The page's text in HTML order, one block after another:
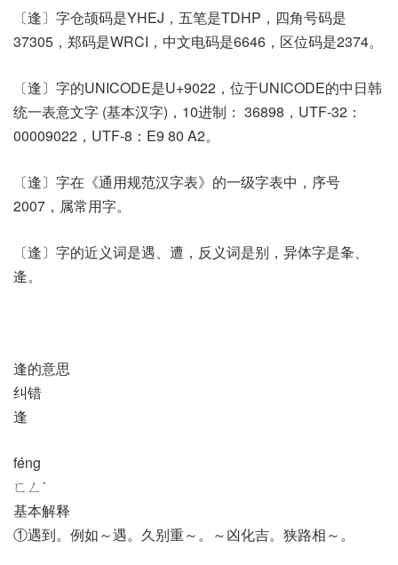
〔逢〕字仓颉码是YHEJ，五笔是TDHP，四角号码是
37305，郑码是WRCI，中文电码是6646，区位码是2374。
〔逢〕字的UNICODE是U+9022，位于UNICODE的中日韩
统一表意文字 (基本汉字)，10进制： 36898，UTF-32：
00009022，UTF-8：E9 80 A2。
〔逢〕字在《通用规范汉字表》的一级字表中，序号
2007，属常用字。
〔逢〕字的近义词是遇、遭，反义词是别，异体字是夆、
逄。
逢的意思
纠错
逢
féng
ㄈㄥˊ
基本解释
①遇到。例如～遇。久别重～。～凶化吉。狭路相～。